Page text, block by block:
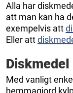
Alla har
att man kan ha
exempelvis att
Eller att
Med vanligt